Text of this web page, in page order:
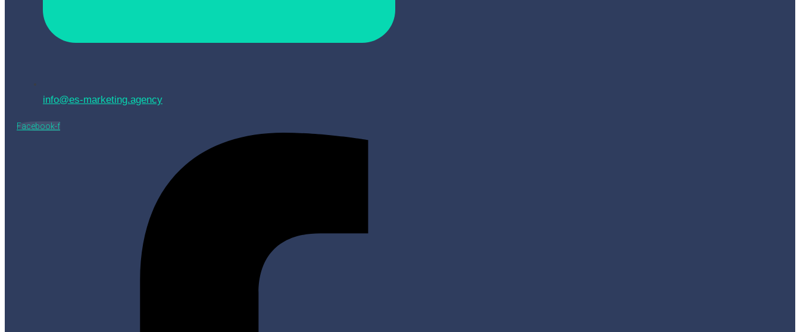
info@es-marketing.agency
Facebook-f